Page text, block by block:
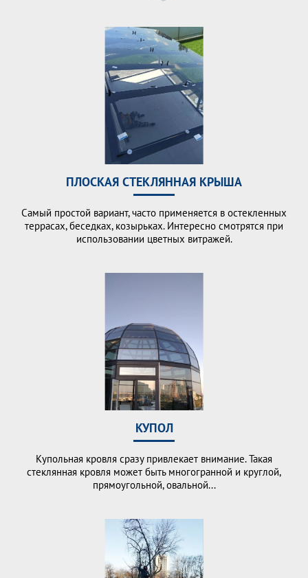
ПЛОСКАЯ СТЕКЛЯННАЯ КРЫША
Самый простой вариант, часто применяется в остекленных
террасах, беседках, козырьках. Интересно смотрятся при
использовании цветных витражей.
КУПОЛ
Купольная кровля сразу привлекает внимание. Такая
стеклянная кровля может быть многогранной и круглой,
прямоугольной, овальной...